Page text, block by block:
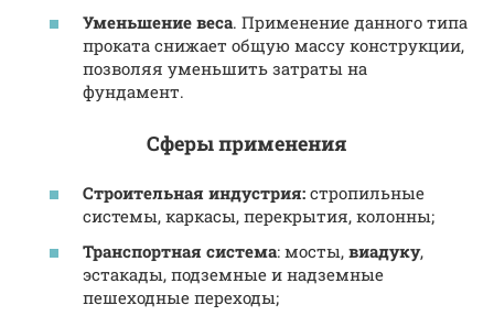
Уменьшение веса. Применение данного типа
проката снижает общую массу конструкции,
позволяя уменьшить затраты на
фундамент.
Сферы применения
Строительная индустрия: стропильные
системы, каркасы, перекрытия, колонны;
Транспортная система: мосты, виадуку,
эстакады, подземные и надземные
пешеходные переходы;